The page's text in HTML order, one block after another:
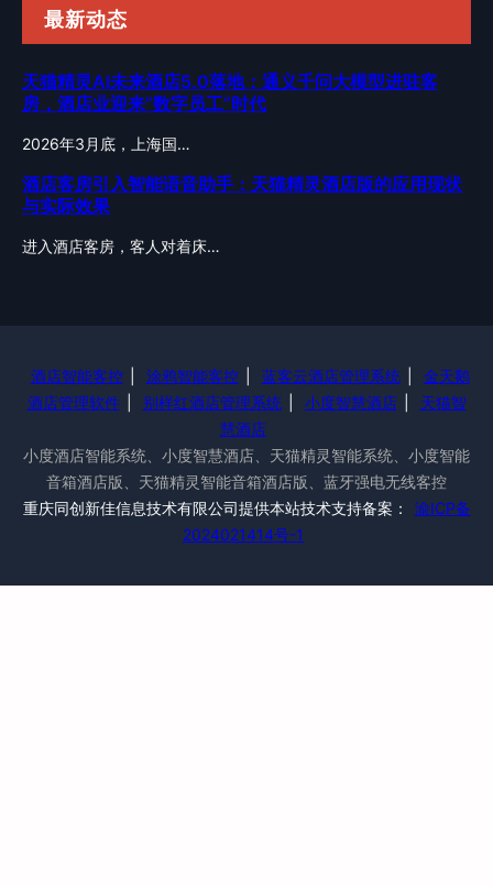
最新动态
天猫精灵AI未来酒店5.0落地：通义千问大模型进驻客
房，酒店业迎来”数字员工”时代
2026年3月底，上海国…
酒店客房引入智能语音助手：天猫精灵酒店版的应用现状
与实际效果
进入酒店客房，客人对着床…
酒店智能客控 涂鸦智能客控 蓝客云酒店管理系统
金天鹅
酒店管理软件
别样红酒店管理系统 小度智慧酒店
天猫智
慧酒店
小度酒店智能系统、小度智慧酒店、天猫精灵智能系统、小度智能
音箱酒店版、天猫精灵智能音箱酒店版、蓝牙强电无线客控
重庆同创新佳信息技术有限公司提供本站技术支持备案：
渝ICP备
2024021414号-1